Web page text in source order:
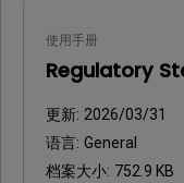
使用手册
Regulatory
更新: 2026/03/31
语言: General
档案大小: 752.9 KB